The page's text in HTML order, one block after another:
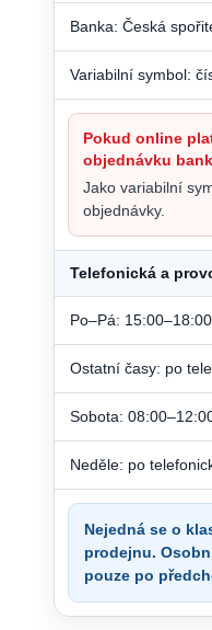
Banka: Česká
Variabilní symbol:
Pokud online
objednávku
Jako variabilní
objednávky.
Telefonická a
Po–Pá: 15:00–18:00
Ostatní časy: po
Sobota:
Neděle: po
Nejedná se o
prodejnu.
pouze po